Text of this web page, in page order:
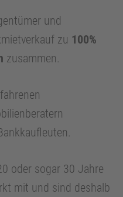
und
zu 100%
zusammen.
oder sogar 30 Jahre
mit und sind deshalb